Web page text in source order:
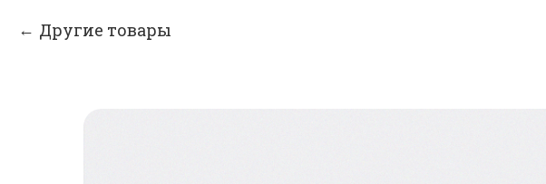
Другие товары